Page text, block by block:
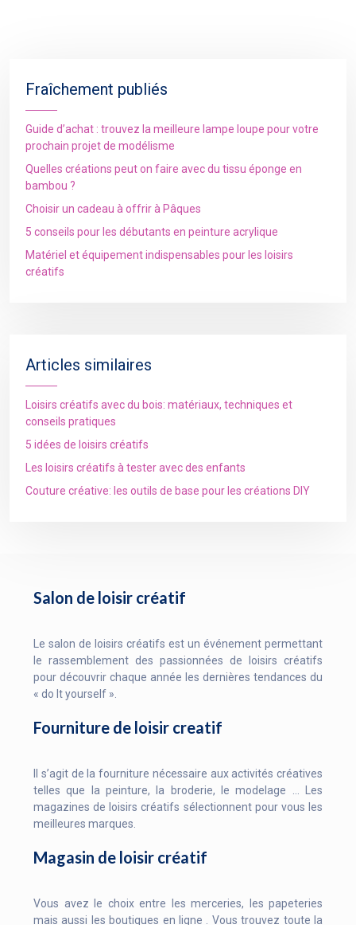
Fraîchement publiés
Guide d’achat : trouvez la meilleure lampe loupe pour votre
prochain projet de modélisme
Quelles créations peut on faire avec du tissu éponge en
bambou ?
Choisir un cadeau à offrir à Pâques
5 conseils pour les débutants en peinture acrylique
Matériel et équipement indispensables pour les loisirs
créatifs
Articles similaires
Loisirs créatifs avec du bois: matériaux, techniques et
conseils pratiques
5 idées de loisirs créatifs
Les loisirs créatifs à tester avec des enfants
Couture créative: les outils de base pour les créations DIY
Salon de loisir créatif
Le salon de loisirs créatifs est un événement permettant
le rassemblement des passionnées de loisirs créatifs
pour découvrir chaque année les dernières tendances du
« do It yourself ».
Fourniture de loisir creatif
Il s’agit de la fourniture nécessaire aux activités créatives
telles que la peinture, la broderie, le modelage … Les
magazines de loisirs créatifs sélectionnent pour vous les
meilleures marques.
Magasin de loisir créatif
Vous avez le choix entre les merceries, les papeteries
mais aussi les boutiques en ligne . Vous trouvez toute la